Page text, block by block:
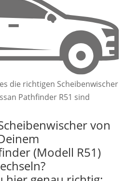
die richtigen Scheibenwischer
Pathfinder R51 sind
von
(Modell R51)